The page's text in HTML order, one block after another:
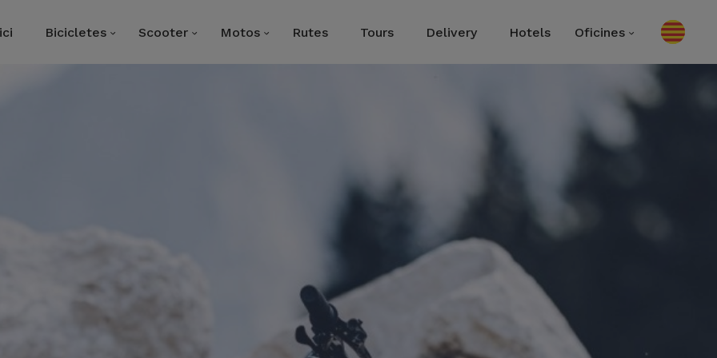
Bicicletes Scooter Motos Rutes Tours Delivery Hotels Oficines